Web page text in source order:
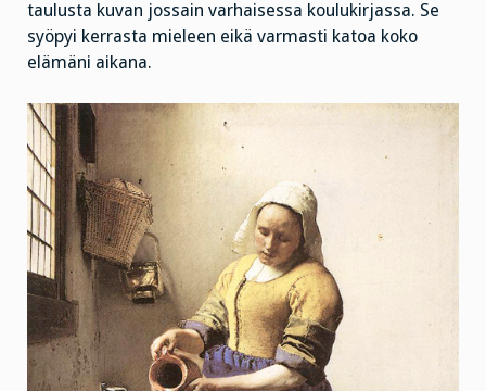
taulusta kuvan jossain varhaisessa koulukirjassa. Se
syöpyi kerrasta mieleen eikä varmasti katoa koko
elämäni aikana.